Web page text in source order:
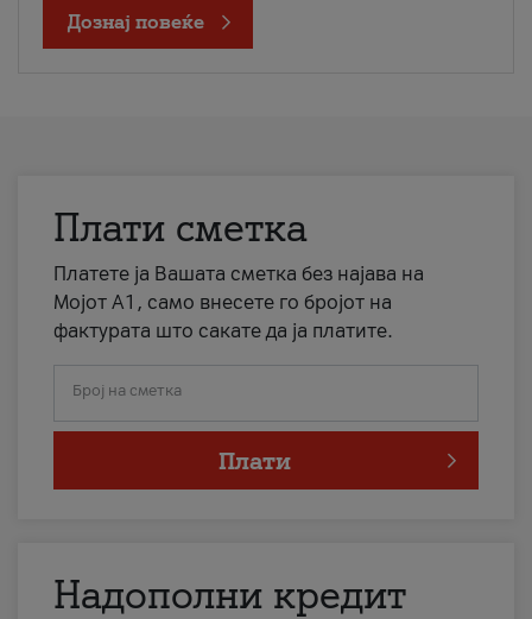
Дознај повеќе
Плати сметка
Платете ја Вашата сметка без најава на
Мојот А1, само внесете го бројот на
фактурата што сакате да ја платите.
Број на сметка
Плати
Надополни кредит